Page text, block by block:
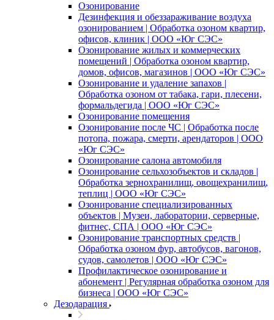
Озонирование
Дезинфекция и обеззараживание воздуха
озонированием | Обработка озоном квартир,
офисов, клиник | ООО «Юг СЭС»
Озонирование жилых и коммерческих
помещений | Обработка озоном квартир,
домов, офисов, магазинов | ООО «Юг СЭС»
Озонирование и удаление запахов |
Обработка озоном от табака, гари, плесени,
формальдегида | ООО «Юг СЭС»
Озонирование помещения
Озонирование после ЧС | Обработка после
потопа, пожара, смерти, арендаторов | ООО
«Юг СЭС»
Озонирование салона автомобиля
Озонирование сельхозобъектов и складов |
Обработка зернохранилищ, овощехранилищ,
теплиц | ООО «Юг СЭС»
Озонирование специализированных
объектов | Музеи, лаборатории, серверные,
фитнес, СПА | ООО «Юг СЭС»
Озонирование транспортных средств |
Обработка озоном фур, автобусов, вагонов,
судов, самолетов | ООО «Юг СЭС»
Профилактическое озонирование и
абонемент | Регулярная обработка озоном для
бизнеса | ООО «Юг СЭС»
Дезодарация